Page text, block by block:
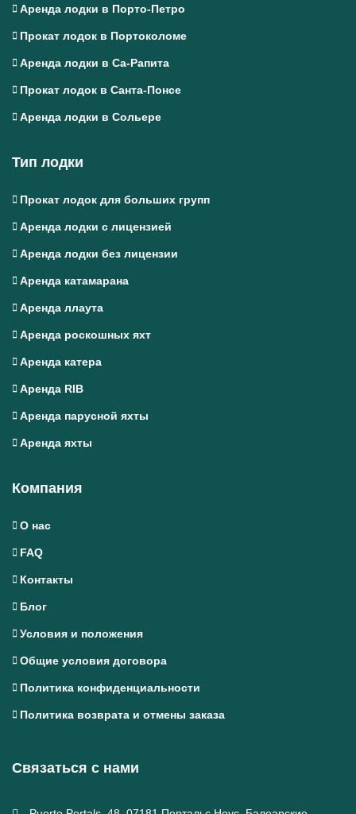
Аренда лодки в Порто-Петро
Прокат лодок в Портоколоме
Аренда лодки в Са-Рапита
Прокат лодок в Санта-Понсе
Аренда лодки в Сольере
Тип лодки
Прокат лодок для больших групп
Аренда лодки с лицензией
Аренда лодки без лицензии
Аренда катамарана
Аренда ллаута
Аренда роскошных яхт
Аренда катера
Аренда RIB
Аренда парусной яхты
Аренда яхты
Компания
О нас
FAQ
Контакты
Блог
Условия и положения
Общие условия договора
Политика конфиденциальности
Политика возврата и отмены заказа
Связаться с нами